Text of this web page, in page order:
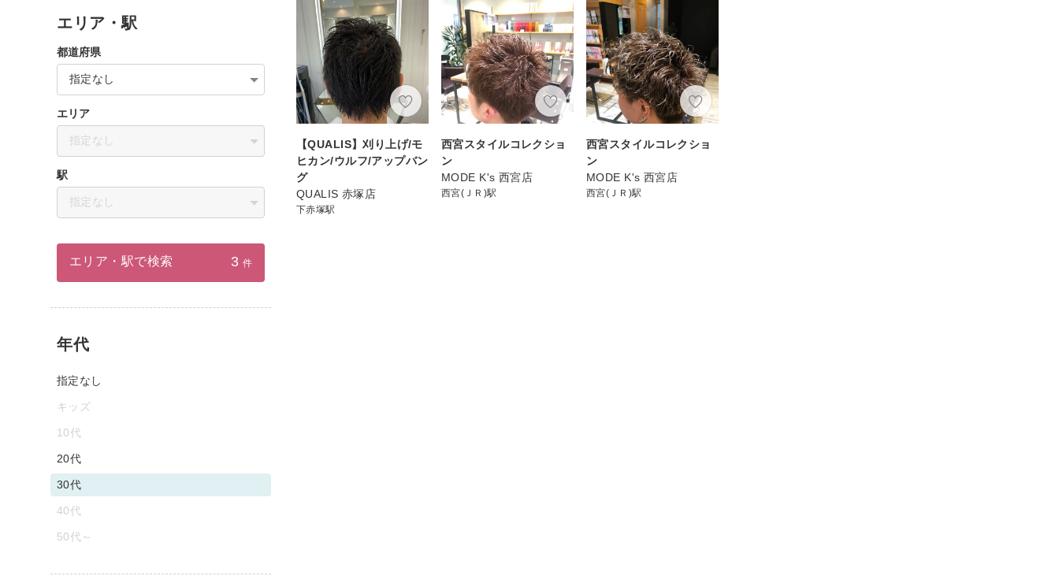
【QUALIS】刈り上げ/モ
ヒカン/ウルフ/アップバン
グ
QUALIS 赤塚店
下赤塚駅
西宮スタイルコレクショ
ン
MODE K's 西宮店
西宮(ＪＲ)駅
西宮スタイルコレクショ
ン
MODE K's 西宮店
西宮(ＪＲ)駅
エリア・駅
都道府県
指定なし
エリア
指定なし
駅
指定なし
エリア・駅で検索 3 件
年代
指定なし
キッズ
10代
20代
30代
40代
50代～